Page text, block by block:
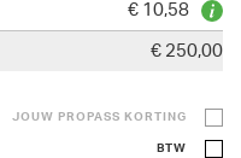
€ 10,58
€ 250,00
JOUW PROPASS KORTING
BTW